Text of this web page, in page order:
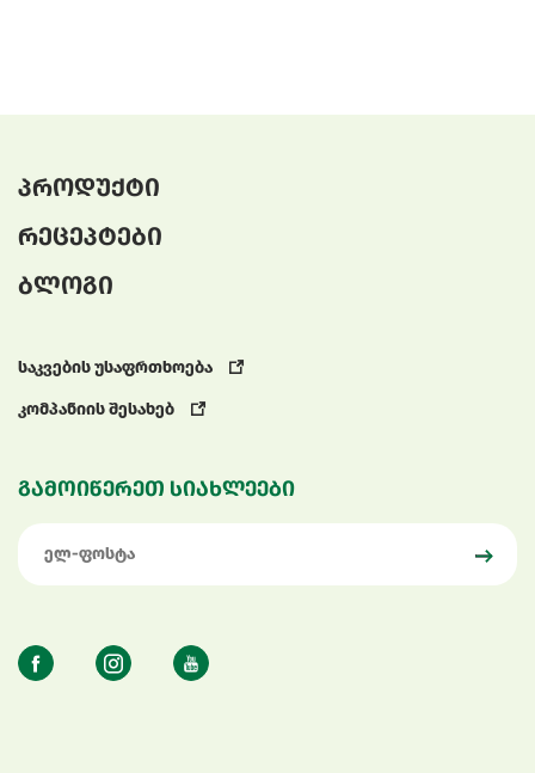
პროდუქტი
რეცეპტები
ბლოგი
საკვების უსაფრთხოება
კომპანიის შესახებ
გამოიწერეთ სიახლეები